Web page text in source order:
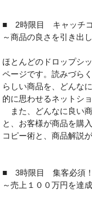
■ 2時限目 キャッチコ
～商品の良さを引き出
ほとんどのドロップシ
ページです。読みづら
らしい商品を、どんな
的に思わせるネットシ
また、どんなに良い
と、お客様が商品を購
コピー術と、商品解説
■ 3時限目 集客必須
～売上１００万円を達